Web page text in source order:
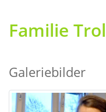
Familie
Galeriebilder